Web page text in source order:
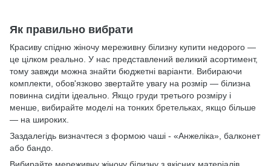
Як правильно вибрати
Красиву спідню жіночу мереживну білизну купити недорого —
це цілком реально. У нас представлений великий асортимент,
тому завжди можна знайти бюджетні варіанти. Вибираючи
комплекти, обов'язково звертайте увагу на розмір — білизна
повинна сидіти ідеально. Якщо груди третього розміру і
менше, вибирайте моделі на тонких бретельках, якщо більше
— на широких.
Заздалегідь визначтеся з формою чаші - «Анжеліка», балконет
або бандо.